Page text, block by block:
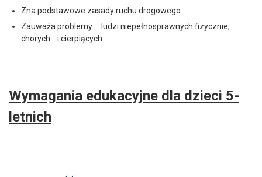
Zna podstawowe zasady ruchu drogowego
Zauważa problemy ludzi niepełnosprawnych fizycznie,
chorych i cierpiących.
Wymagania edukacyjne dla dzieci 5-
letnich